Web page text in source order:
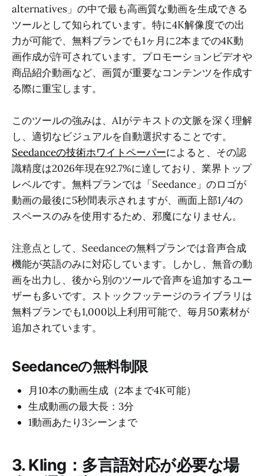
alternatives」の中で最も高画質な動画を生成できる
ツールとして知られています。特に4K解像度での出
力が可能で、無料プランでも1ヶ月に2本までの4K動
画作成が許可されています。プロモーションビデオや
商品紹介動画など、画質が重要なコンテンツを作成す
る際に重宝します。
このツールの強みは、AIがテキストの文脈を深く理解
し、適切なビジュアルを自動選択することです。
Seedanceの技術ホワイトペーパーによると、その認
識精度は2026年現在92.7%に達しており、業界トップ
レベルです。無料プランでは「Seedance」のロゴが
動画の最後に5秒間表示されますが、画面上部1/4の
スペースのみを使用するため、邪魔になりません。
注意点として、Seedanceの無料プランでは音声合成
機能が英語のみに対応しています。しかし、無音の動
画を出力し、後から別のツールで音声を追加するユー
ザーも多いです。ストックフッテージのライブラリは
無料プランでも1,000以上利用可能で、毎月50素材が
追加されています。
Seedanceの無料制限
月10本の動画生成（2本まで4K可能）
生成動画の最大長：3分
1動画あたり3シーンまで
3. Kling：多言語対応が必要な場